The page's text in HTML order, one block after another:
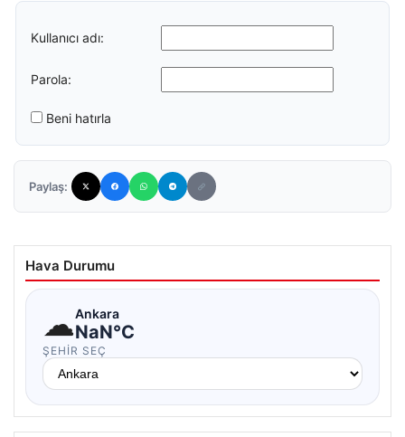
Kullanıcı adı:
Parola:
Beni hatırla
Paylaş:
Hava Durumu
☁Ankara
NaN°C
ŞEHIR SEÇ